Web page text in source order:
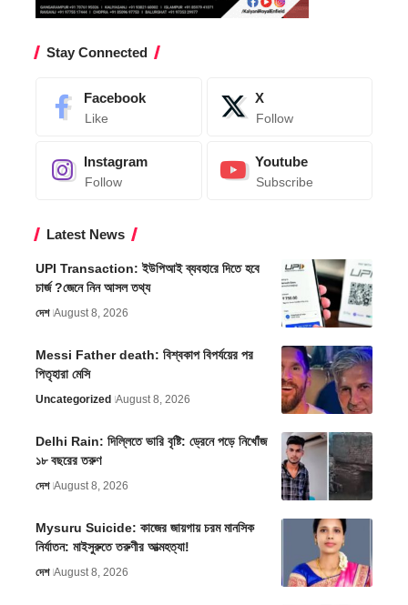
Stay Connected
Facebook
Like
X
Follow
Instagram
Follow
Youtube
Subscribe
Latest News
UPI Transaction: ইউপিআই ব্যবহারে দিতে হবে
চার্জ ?জেনে নিন আসল তথ্য
দেশ August 8, 2026
Messi Father death: বিশ্বকাপ বিপর্যয়ের পর
পিতৃহারা মেসি
Uncategorized August 8, 2026
Delhi Rain: দিল্লিতে ভারি বৃষ্টি: ড্রেনে পড়ে নিখোঁজ
১৮ বছরের তরুণ
দেশ August 8, 2026
Mysuru Suicide: কাজের জায়গায় চরম মানসিক
নির্যাতন: মাইসুরুতে তরুণীর আত্মহত্যা!
দেশ August 8, 2026